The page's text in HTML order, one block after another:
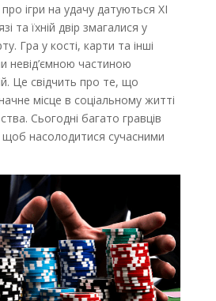
ігри на удачу датуються XI
та їхній двір змагалися у
Гра у кості, карти та інші
невід’ємною частиною
Це свідчить про те, що
місце в соціальному житті
Сьогодні багато гравців
насолодитися сучасними